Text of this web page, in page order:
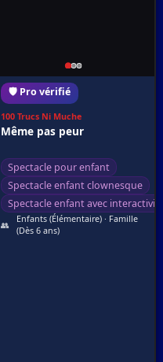
🛡️ Pro vérifié
100 Trucs Ni Muche
Même pas peur
Spectacle pour enfant
Spectacle enfant clownesque
Spectacle enfant avec
👥
Enfants (Élémentaire) · Famille
(Dès 6 ans)